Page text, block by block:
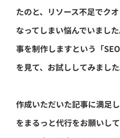
たのと、リソース不足でク
なってしまい悩んでいまし
事を制作しますという「
を見て、お試ししてみました
作成いただいた記事に満足
をまるっと代行をお願いし